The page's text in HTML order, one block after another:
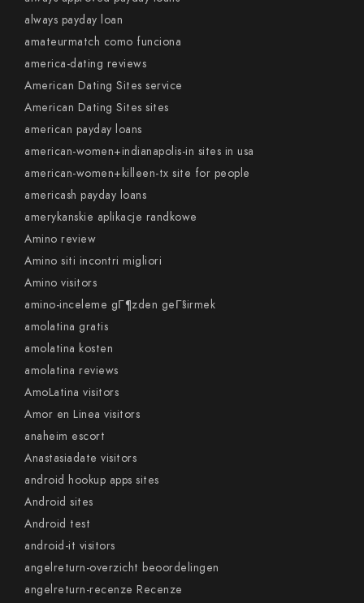
always payday loan
amateurmatch como funciona
america-dating reviews
American Dating Sites service
American Dating Sites sites
american payday loans
american-women+indianapolis-in sites in usa
american-women+killeen-tx site for people
americash payday loans
amerykanskie aplikacje randkowe
Amino review
Amino siti incontri migliori
Amino visitors
amino-inceleme gГ¶zden geГ§irmek
amolatina gratis
amolatina kosten
amolatina reviews
AmoLatina visitors
Amor en Linea visitors
anaheim escort
Anastasiadate visitors
android hookup apps sites
Android sites
Android test
android-it visitors
angelreturn-overzicht beoordelingen
angelreturn-recenze Recenze